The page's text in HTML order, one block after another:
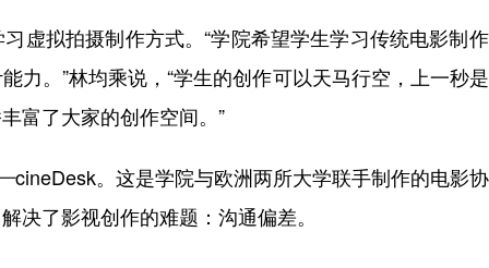
拟拍摄制作方式。“学院希望学生学习传统电影制作
力。”林均乘说，“学生的创作可以天马行空，上一秒
富了大家的创作空间。”
。这是学院与欧洲两所大学联手制作的电影
决了影视创作的难题：沟通偏差。